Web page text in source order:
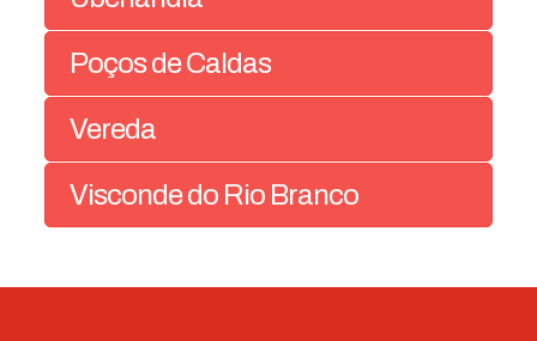
Poços de Caldas
Vereda
Visconde do Rio Branco